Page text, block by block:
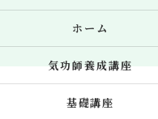
ホーム
気功師養成講座
基礎講座